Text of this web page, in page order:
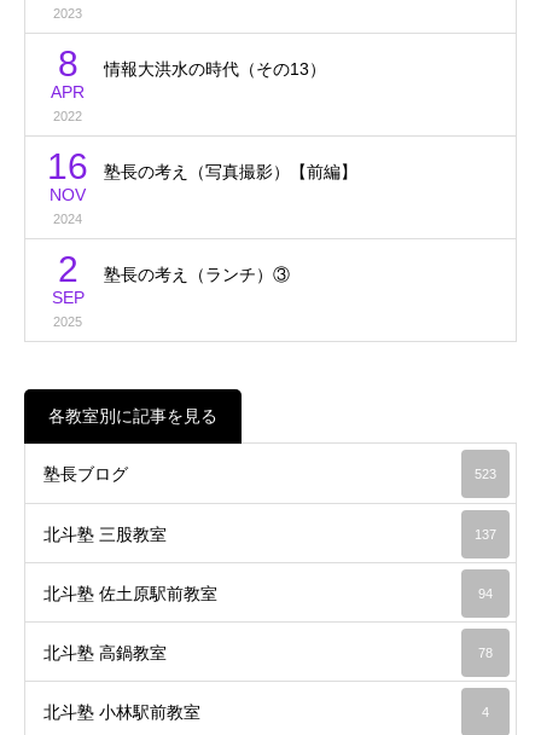
2023
8
APR
2022
情報大洪水の時代（その13）
16
NOV
2024
塾長の考え（写真撮影）【前編】
2
SEP
2025
塾長の考え（ランチ）③
各教室別に記事を見る
塾長ブログ 523
北斗塾 三股教室 137
北斗塾 佐土原駅前教室 94
北斗塾 高鍋教室 78
北斗塾 小林駅前教室 4